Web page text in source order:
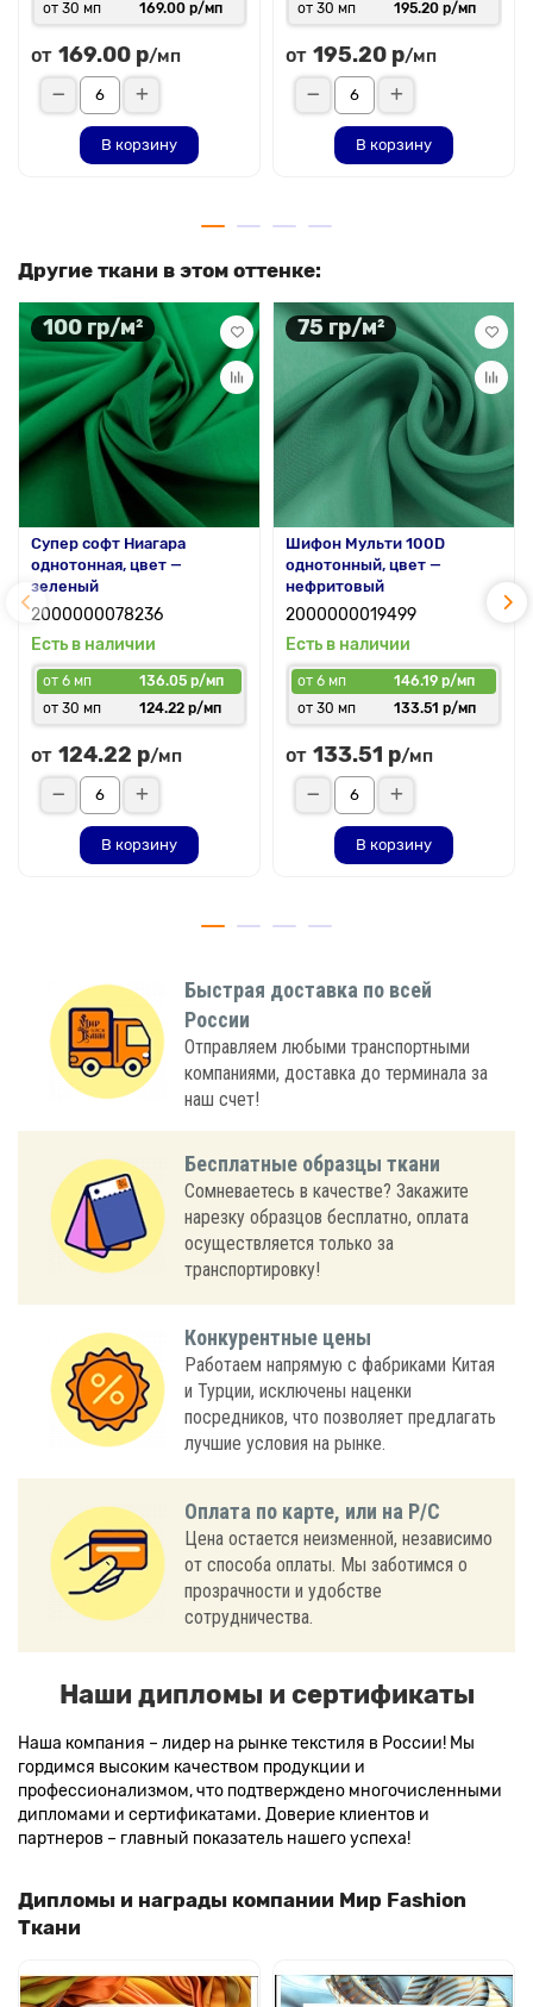
от 30 мп 169.00 р/мп
от 169.00 р/мп
В корзину
от 30 мп 195.20 р/мп
от 195.20 р/мп
В корзину
Другие ткани в этом оттенке:
100 гр/м²
Супер софт Ниагара
однотонная, цвет —
зеленый
2000000078236
Есть в наличии
от 6 мп
136.05 р/мп
от 30 мп
124.22 р/мп
от 124.22 р/мп
В корзину
75 гр/м²
Шифон Мульти 100D
однотонный, цвет —
нефритовый
2000000019499
Есть в наличии
от 6 мп
146.19 р/мп
от 30 мп
133.51 р/мп
от 133.51 р/мп
В корзину
Быстрая доставка по всей
России
Отправляем любыми транспортными
компаниями, доставка до терминала за
наш счет!
Бесплатные образцы ткани
Сомневаетесь в качестве? Закажите
нарезку образцов бесплатно, оплата
осуществляется только за
транспортировку!
Конкурентные цены
Работаем напрямую с фабриками Китая
и Турции, исключены наценки
посредников, что позволяет предлагать
лучшие условия на рынке.
Оплата по карте, или на Р/С
Цена остается неизменной, независимо
от способа оплаты. Мы заботимся о
прозрачности и удобстве
сотрудничества.
Наши дипломы и сертификаты
Наша компания – лидер на рынке текстиля в России! Мы
гордимся высоким качеством продукции и
профессионализмом, что подтверждено многочисленными
дипломами и сертификатами. Доверие клиентов и
партнеров – главный показатель нашего успеха!
Дипломы и награды компании Мир Fashion
Ткани